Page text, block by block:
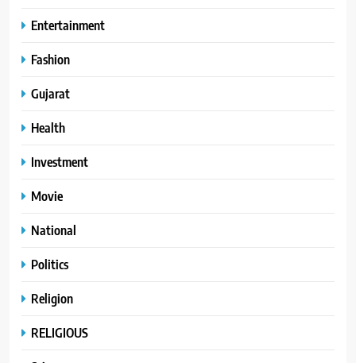
Entertainment
Fashion
Gujarat
Health
Investment
Movie
National
Politics
Religion
RELIGIOUS